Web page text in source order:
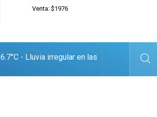
Venta: $1976
6.7°C - Lluvia irregular en las